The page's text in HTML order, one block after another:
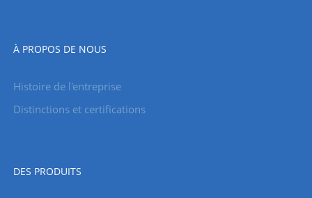
À PROPOS DE NOUS
Histoire de l'entreprise
Distinctions et certifications
DES PRODUITS